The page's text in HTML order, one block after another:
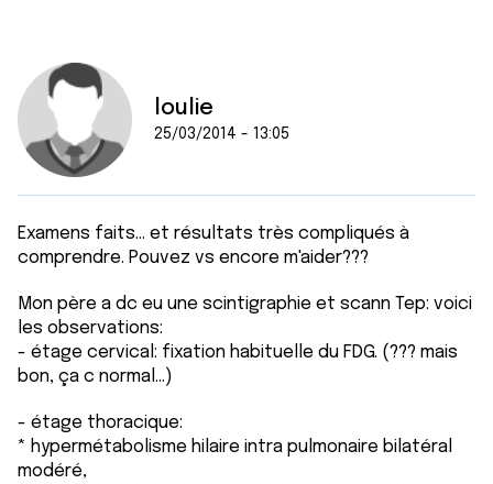
loulie
25/03/2014 - 13:05
Examens faits... et résultats très compliqués à
comprendre. Pouvez vs encore m'aider???
Mon père a dc eu une scintigraphie et scann Tep: voici
les observations:
- étage cervical: fixation habituelle du FDG. (??? mais
bon, ça c normal...)
- étage thoracique:
* hypermétabolisme hilaire intra pulmonaire bilatéral
modéré,